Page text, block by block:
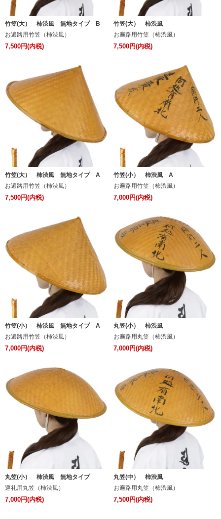
竹笠(大） 柿渋風 無地タイプ B
お遍路用竹笠（柿渋風）
7,500円(内税)
竹笠(大） 柿渋風
お遍路用竹笠（柿渋風）
7,500円(内税)
竹笠(大） 柿渋風 無地タイプ A
お遍路用竹笠（柿渋風）
7,500円(内税)
竹笠(小） 柿渋風 A
お遍路用竹笠（柿渋風）
7,000円(内税)
竹笠(小） 柿渋風 無地タイプ A
お遍路用竹笠（柿渋風）
7,000円(内税)
丸笠(小） 柿渋風
お遍路用丸笠（柿渋風）
7,000円(内税)
丸笠(小） 柿渋風 無地タイプ
巡礼用丸笠（柿渋風）
7,000円(内税)
丸笠(中） 柿渋風
お遍路用丸笠（柿渋風）
7,500円(内税)